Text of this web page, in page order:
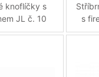
knoflíčky s
JL č. 10
zakázku
s